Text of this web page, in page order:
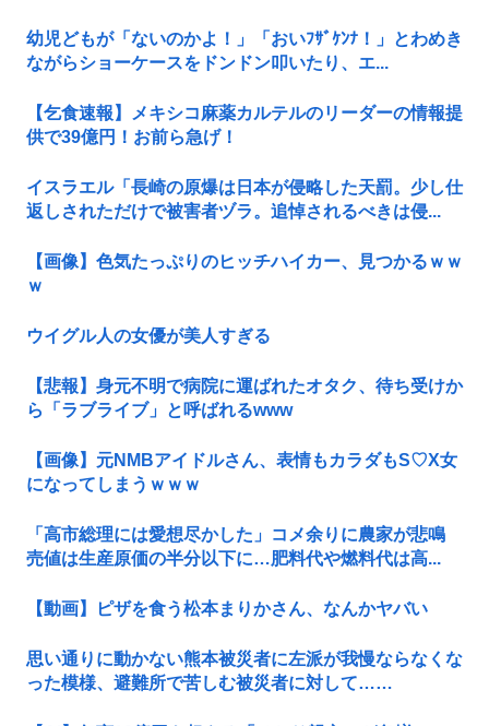
幼児どもが「ないのかよ！」「おいﾌｻﾞｹﾝﾅ！」とわめき
ながらショーケースをドンドン叩いたり、エ...
【乞食速報】メキシコ麻薬カルテルのリーダーの情報提
供で39億円！お前ら急げ！
イスラエル「長崎の原爆は日本が侵略した天罰。少し仕
返しされただけで被害者ヅラ。追悼されるべきは侵...
【画像】色気たっぷりのヒッチハイカー、見つかるｗｗ
ｗ
ウイグル人の女優が美人すぎる
【悲報】身元不明で病院に運ばれたオタク、待ち受けか
ら「ラブライブ」と呼ばれるwww
【画像】元NMBアイドルさん、表情もカラダもS♡X女
になってしまうｗｗｗ
「高市総理には愛想尽かした」コメ余りに農家が悲鳴
売値は生産原価の半分以下に…肥料代や燃料代は高...
【動画】ピザを食う松本まりかさん、なんかヤバい
思い通りに動かない熊本被災者に左派が我慢ならなくな
った模様、避難所で苦しむ被災者に対して……